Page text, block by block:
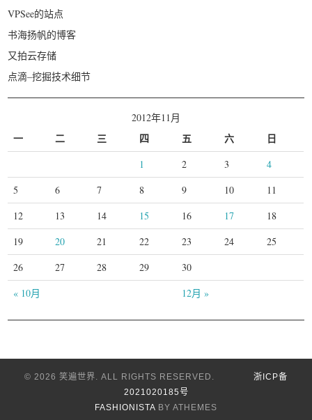
VPSee的站点
书海扬帆的博客
又拍云存储
点滴–挖掘技术细节
2012年11月
一 二 三 四 五 六 日
« 10月 12月 »
1 2 3
4
5
6 7 8 9 10
11
12
13 14 15 16 17
18
19
20 21 22 23 24
25
26
27 28 29 30
© 2026 笑遍世界. ALL RIGHTS RESERVED. 浙ICP备
2021020185号
FASHIONISTA BY ATHEMES